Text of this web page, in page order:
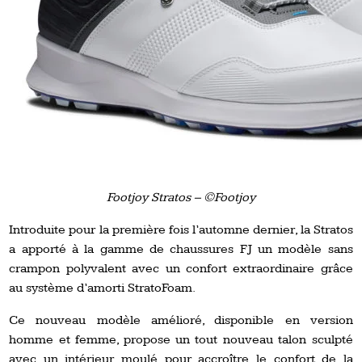
Footjoy Stratos – ©Footjoy
Introduite pour la première fois l’automne dernier, la Stratos
a apporté à la gamme de chaussures FJ un modèle sans
crampon polyvalent avec un confort extraordinaire grâce
au système d’amorti StratoFoam.
Ce nouveau modèle amélioré, disponible en version
homme et femme, propose un tout nouveau talon sculpté